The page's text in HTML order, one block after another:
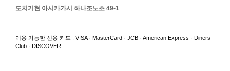
도치기현 아시카가시 하나조노초 49-1
이용 가능한 신용 카드 : VISA · MasterCard · JCB · American Express · Diners
Club · DISCOVER.